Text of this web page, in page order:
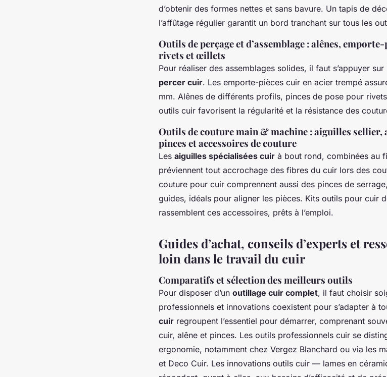
d’obtenir des formes nettes et sans bavure. Un tapis de
l’affûtage régulier garantit un bord tranchant sur tous les
Outils de perçage et d’assemblage : alênes,
rivets et œillets
Pour réaliser des assemblages solides, il faut s’appuyer
percer cuir. Les emporte-pièces cuir en acier trempé
mm. Alênes de différents profils, pinces de pose pour
outils cuir favorisent la régularité et la résistance des
Outils de couture main & machine : aiguilles
pinces et accessoires de couture
Les aiguilles spécialisées cuir à bout rond, combinées au
préviennent tout accrochage des fibres du cuir lors des
couture pour cuir comprennent aussi des pinces de
guides, idéals pour aligner les pièces. Kits outils pour cuir
rassemblent ces accessoires, prêts à l’emploi.
Guides d’achat, conseils d’experts et
loin dans le travail du cuir
Comparatifs et sélection des meilleurs outils
Pour disposer d’un outillage cuir complet, il faut choisir
professionnels et innovations coexistent pour s’adapter à
cuir regroupent l’essentiel pour démarrer, comprenant
cuir, alêne et pinces. Les outils professionnels cuir se
ergonomie, notamment chez Vergez Blanchard ou via les
et Deco Cuir. Les innovations outils cuir — lames en